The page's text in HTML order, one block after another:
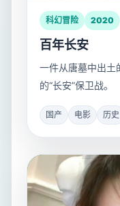
科幻冒险 2020
百年长安
一件从唐墓中出土
的“长安”保卫战。
国产 电影 历史